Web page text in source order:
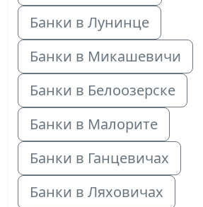
Банки в Лунинце
Банки в Микашевичи
Банки в Белоозерске
Банки в Малорите
Банки в Ганцевичах
Банки в Ляховичах